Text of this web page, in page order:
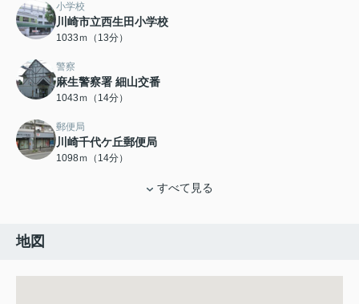
小学校
川崎市立西生田小学校
1033ｍ（13分）
警察
麻生警察署 細山交番
1043ｍ（14分）
郵便局
川崎千代ケ丘郵便局
1098ｍ（14分）
すべて見る
地図